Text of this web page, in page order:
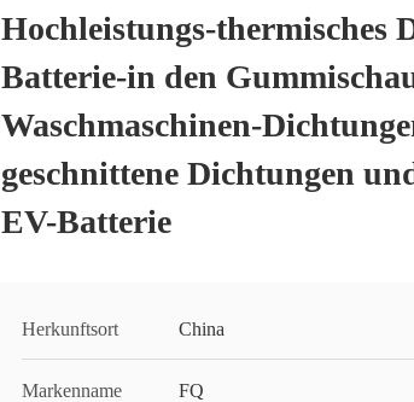
Hochleistungs-thermisches
Batterie-in den
Waschmaschinen-
geschnittene Dichtungen
EV-Batterie
Herkunftsort China
Markenname FQ